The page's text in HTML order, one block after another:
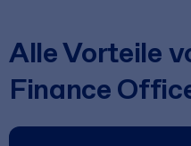
Alle Vorteile
Finance